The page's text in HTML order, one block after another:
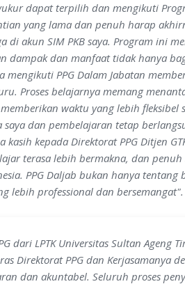
dapat terpilih dan mengikuti
yang lama dan penuh harap
di akun SIM PKB saya. Program ini
dampak dan manfaat tidak hanya
mengikuti PPG Dalam Jabatan
Proses belajarnya memang
waktu yang lebih fleksibel
saya dan pembelajaran tetap
kasih kepada Direktorat PPG Ditjen
terasa lebih bermakna, dan
PPG Daljab bukan hanya
lebih professional dan bersemangat".
dari LPTK Universitas Sultan Ageng
Direktorat PPG dan Kerjasamanya
dan akuntabel. Seluruh proses